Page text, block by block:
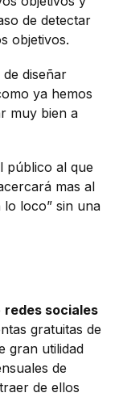
de detectar
objetivos.
diseñar
ya hemos
muy bien a
público al que
mas al
lo loco” sin una
redes sociales
gratuitas de
gran utilidad
de
de ellos